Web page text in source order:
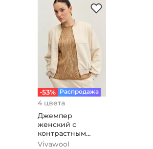
-53% Распродажа
4 цвета
Джемпер
женский с
контрастным
рисунком, темно-
Vivawool